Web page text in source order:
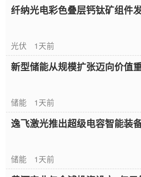
纤纳光电彩色叠层钙钛矿组件
光伏 1天前
新型储能从规模扩张迈向价值
储能 1天前
逸飞激光推出超级电容智能装
储能 1天前